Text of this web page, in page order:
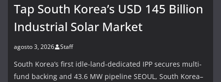
Tap South Korea’s USD 145 Billion
Industrial Solar Market
agosto 3, 2026 Staff
South Korea’s first idle-land-dedicated IPP secures multi-
fund backing and 43.6 MW pipeline SEOUL, South Korea–